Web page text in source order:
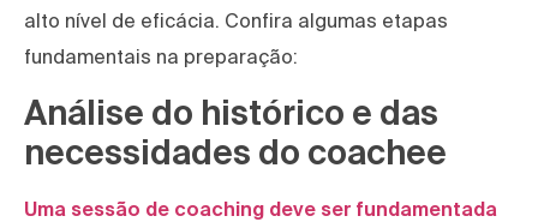
alto nível de eficácia. Confira algumas etapas
fundamentais na preparação:
Análise do histórico e das
necessidades do coachee
Uma sessão de coaching deve ser fundamentada